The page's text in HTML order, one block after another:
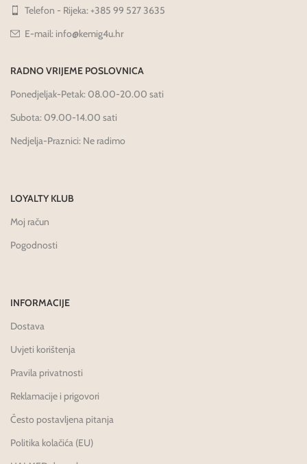
Telefon - Rijeka: +385 99 527 3635
E-mail: info@kemig4u.hr
RADNO VRIJEME POSLOVNICA
Ponedjeljak-Petak: 08.00-20.00 sati
Subota: 09.00-14.00 sati
Nedjelja-Praznici: Ne radimo
LOYALTY KLUB
Moj račun
Pogodnosti
INFORMACIJE
Dostava
Uvjeti korištenja
Pravila privatnosti
Reklamacije i prigovori
Često postavljena pitanja
Politika kolačića (EU)